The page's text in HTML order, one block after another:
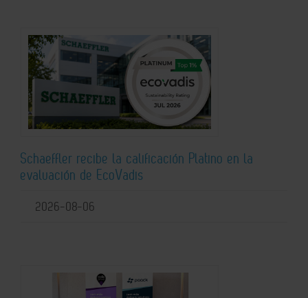
Schaeffler recibe la calificación Platino en la
evaluación de EcoVadis
2026-08-06